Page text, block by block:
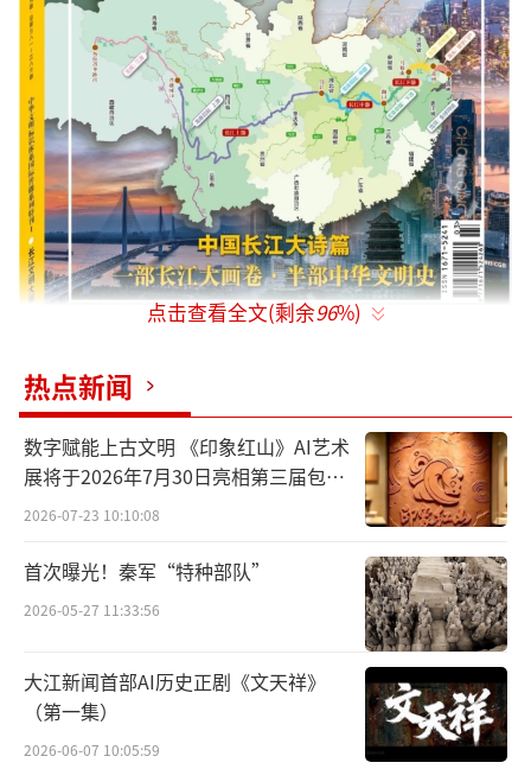
长江，这条奔腾6300多公里的世界第三大
河，不仅是地理意义上的中国第一长河，更是
承载着万年文明记忆、滋养着亿万中华儿女的
母亲河。千百年来，她从青藏高原奔腾而下，
成为中华文明核心标识体系之一。
2016年1月5日，习近平总书记主持召开推
动长江经济带发展座谈会，作出“共抓大保
护、不搞大开发”的重要指示，为母亲河的保
护与发展立下规矩、划定红线。此后十年间，
习近平总书记念兹在兹，先后四次主持召开长
点击查看全文(剩余96%)
热点新闻
数字赋能上古文明 《印象红山》AI艺术
展将于2026年7月30日亮相第三届包头
艺博会
2026-07-23 10:10:08
首次曝光！秦军“特种部队”
2026-05-27 11:33:56
大江新闻首部AI历史正剧《文天祥》
（第一集）
2026-06-07 10:05:59